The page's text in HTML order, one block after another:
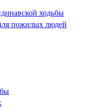
ходьбы
пожилых людей